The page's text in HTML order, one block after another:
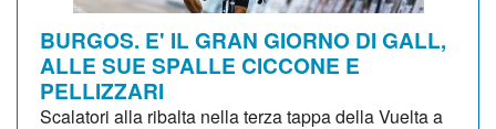
BURGOS. E' IL GRAN GIORNO DI GALL,
ALLE SUE SPALLE CICCONE E
PELLIZZARI
Scalatori alla ribalta nella terza tappa della Vuelta a